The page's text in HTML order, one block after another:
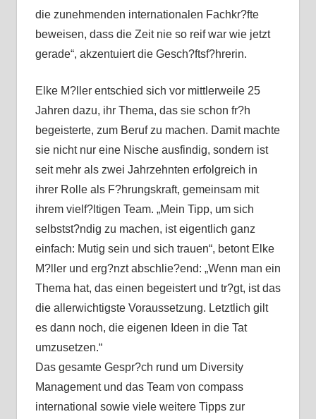
die zunehmenden internationalen Fachkr?fte
beweisen, dass die Zeit nie so reif war wie jetzt
gerade“, akzentuiert die Gesch?ftsf?hrerin.
Elke M?ller entschied sich vor mittlerweile 25
Jahren dazu, ihr Thema, das sie schon fr?h
begeisterte, zum Beruf zu machen. Damit machte
sie nicht nur eine Nische ausfindig, sondern ist
seit mehr als zwei Jahrzehnten erfolgreich in
ihrer Rolle als F?hrungskraft, gemeinsam mit
ihrem vielf?ltigen Team. „Mein Tipp, um sich
selbstst?ndig zu machen, ist eigentlich ganz
einfach: Mutig sein und sich trauen“, betont Elke
M?ller und erg?nzt abschlie?end: „Wenn man ein
Thema hat, das einen begeistert und tr?gt, ist das
die allerwichtigste Voraussetzung. Letztlich gilt
es dann noch, die eigenen Ideen in die Tat
umzusetzen.“
Das gesamte Gespr?ch rund um Diversity
Management und das Team von compass
international sowie viele weitere Tipps zur